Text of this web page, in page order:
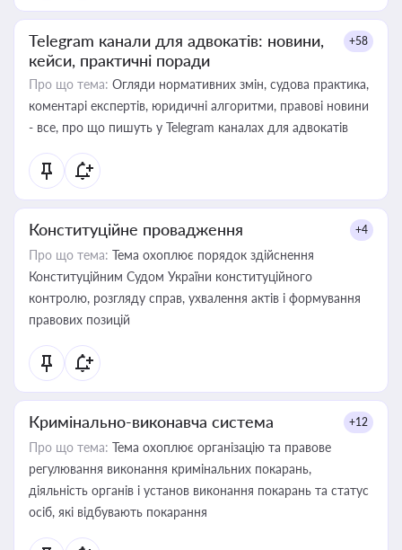
Telegram канали для адвокатів: новини,
кейси, практичні поради
+58
Про що тема: Огляди нормативних змін, судова практика,
коментарі експертів, юридичні алгоритми, правові новини
- все, про що пишуть у Telegram каналах для адвокатів
Конституційне провадження +4
Про що тема: Тема охоплює порядок здійснення
Конституційним Судом України конституційного
контролю, розгляду справ, ухвалення актів і формування
правових позицій
Кримінально-виконавча система +12
Про що тема: Тема охоплює організацію та правове
регулювання виконання кримінальних покарань,
діяльність органів і установ виконання покарань та статус
осіб, які відбувають покарання